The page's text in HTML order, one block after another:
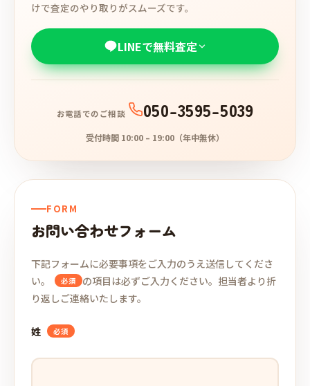
けで査定のやり取りがスムーズです。
LINEで無料査定
お電話でのご相談 050-3595-5039
受付時間 10:00 – 19:00（年中無休）
FORM
お問い合わせフォーム
下記フォームに必要事項をご入力のうえ送信してくださ
い。
必須
の項目は必ずご入力ください。担当者より折
り返しご連絡いたします。
姓 必須